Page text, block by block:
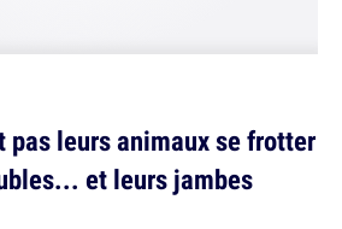
pas leurs animaux se frotter
et leurs jambes